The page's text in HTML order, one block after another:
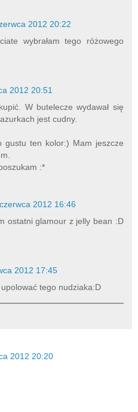
2012 20:22
wybrałam tego różowego
2012 20:51
W butelecze wydawał się
jest cudny.
gustu ten kolor:) Mam jeszcze
:*
2012 16:46
ostatni glamour z jelly bean :D
2012 17:45
tego nudziaka:D
2012 20:20